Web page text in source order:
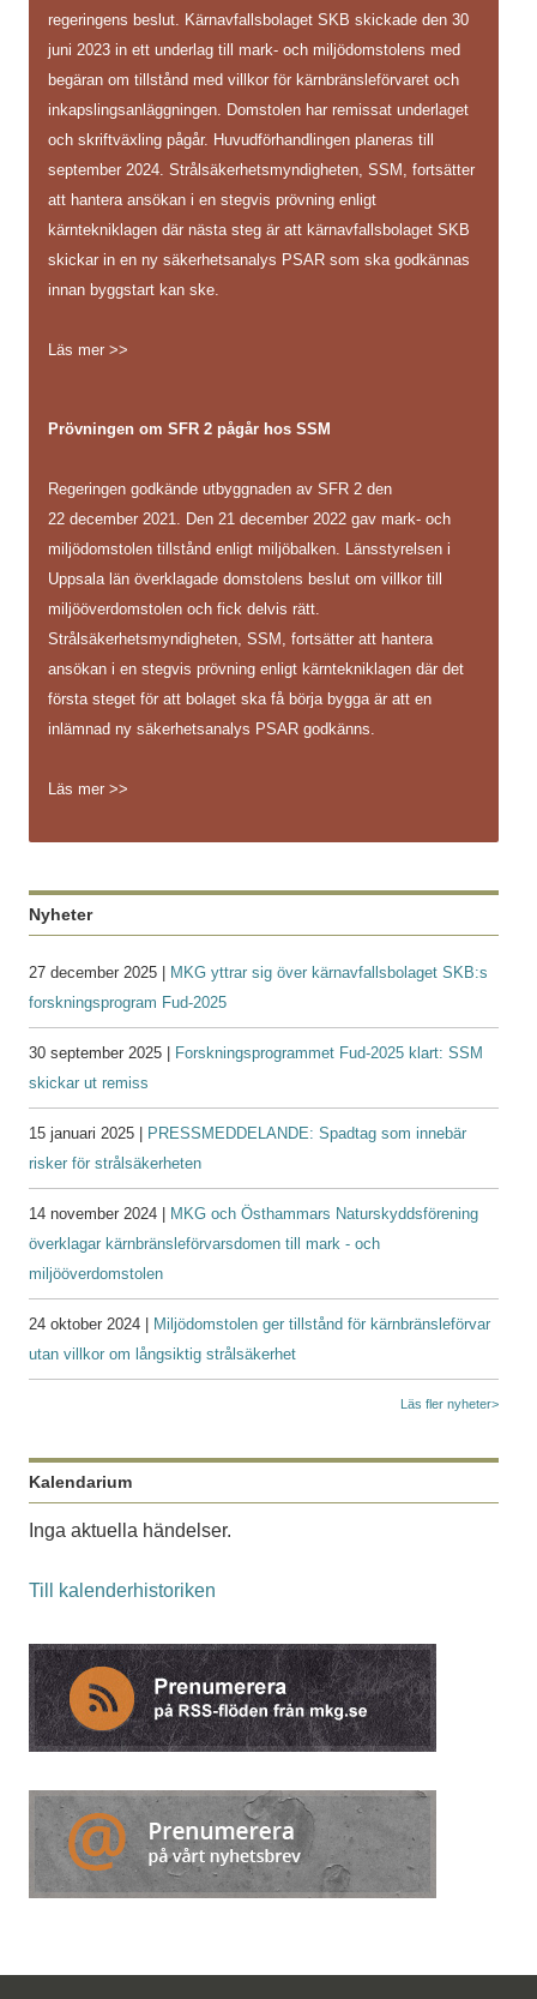
regeringens beslut. Kärnavfallsbolaget SKB skickade den 30
juni 2023 in ett underlag till mark- och miljödomstolens med
begäran om tillstånd med villkor för kärnbränsleförvaret och
inkapslingsanläggningen. Domstolen har remissat underlaget
och skriftväxling pågår. Huvudförhandlingen planeras till
september 2024. Strålsäkerhetsmyndigheten, SSM, fortsätter
att hantera ansökan i en stegvis prövning enligt
kärntekniklagen där nästa steg är att kärnavfallsbolaget SKB
skickar in en ny säkerhetsanalys PSAR som ska godkännas
innan byggstart kan ske.
Läs mer >>
Prövningen om SFR 2 pågår hos SSM
Regeringen godkände utbyggnaden av SFR 2 den
22 december 2021. Den 21 december 2022 gav mark- och
miljödomstolen tillstånd enligt miljöbalken. Länsstyrelsen i
Uppsala län överklagade domstolens beslut om villkor till
miljööverdomstolen och fick delvis rätt.
Strålsäkerhetsmyndigheten, SSM, fortsätter att hantera
ansökan i en stegvis prövning enligt kärntekniklagen där det
första steget för att bolaget ska få börja bygga är att en
inlämnad ny säkerhetsanalys PSAR godkänns.
Läs mer >>
Nyheter
27 december 2025 |
MKG yttrar sig över kärnavfallsbolaget SKB:s
forskningsprogram Fud-2025
30 september 2025 |
Forskningsprogrammet Fud-2025 klart: SSM
skickar ut remiss
15 januari 2025 |
PRESSMEDDELANDE: Spadtag som innebär
risker för strålsäkerheten
14 november 2024 |
MKG och Östhammars Naturskyddsförening
överklagar kärnbränsleförvarsdomen till mark - och
miljööverdomstolen
24 oktober 2024 |
Miljödomstolen ger tillstånd för kärnbränsleförvar
utan villkor om långsiktig strålsäkerhet
Läs fler nyheter>
Kalendarium
Inga aktuella händelser.
Till kalenderhistoriken